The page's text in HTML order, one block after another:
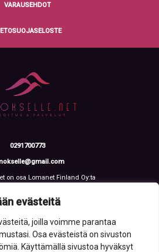
evästeitä
joilla voimme parantaa
Osa evästeistä on sivuston
Käyttämällä sivustoa hyväksyt
VARAUSEHDOT
0291700773
on osa Lomanet Finland Oy:ta
tunnus: 3612108-2